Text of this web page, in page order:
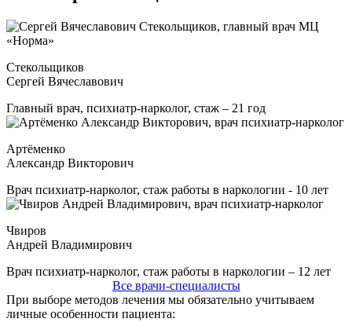
Стекольщиков
Сергей Вячеславович
Главный врач, психиатр-нарколог, стаж – 21 год
Артёменко
Александр Викторович
Врач психиатр-нарколог, стаж работы в наркологии - 10 лет
Чвиров
Андрей Владимирович
Врач психиатр-нарколог, стаж работы в наркологии – 12 лет
Все врачи-специалисты
При выборе методов лечения мы обязательно учитываем
личные особенности пациента: